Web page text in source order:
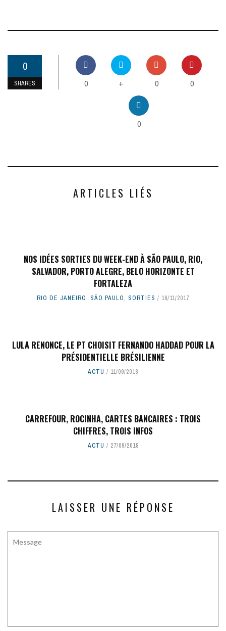
0
SHARES 0 + 0 0
0
ARTICLES LIÉS
NOS IDÉES SORTIES DU WEEK-END À SÃO PAULO, RIO,
SALVADOR, PORTO ALEGRE, BELO HORIZONTE ET
FORTALEZA
RIO DE JANEIRO, SÃO PAULO, SORTIES 16/11/2017
LULA RENONCE, LE PT CHOISIT FERNANDO HADDAD POUR LA
PRÉSIDENTIELLE BRÉSILIENNE
ACTU 11/09/2018
CARREFOUR, ROCINHA, CARTES BANCAIRES : TROIS
CHIFFRES, TROIS INFOS
ACTU 27/09/2018
LAISSER UNE RÉPONSE